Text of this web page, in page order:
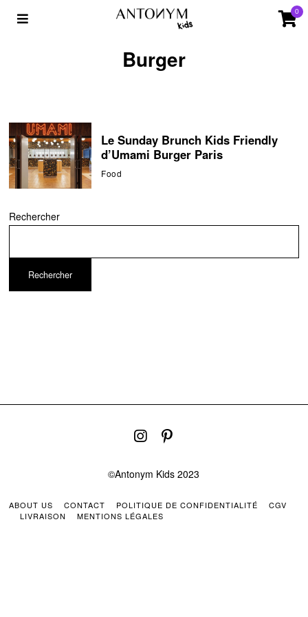
0
Burger
Le Sunday Brunch Kids Friendly
d’Umami Burger Paris
Food
Rechercher
Rechercher
©Antonym Kids 2023
ABOUT US CONTACT POLITIQUE DE CONFIDENTIALITÉ
CGV
LIVRAISON
MENTIONS LÉGALES